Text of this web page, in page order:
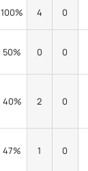
100% 4 0
50% 0 0
40% 2 0
47% 1 0